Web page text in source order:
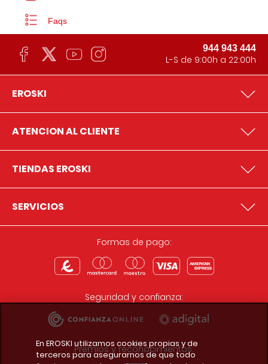
Faqs
944 943 444
L-S de 9:00h a 22:00h
EROSKI
ATENCION AL CLIENTE
TIENDAS EROSKI
SERVICIOS
Formas de pago:
Seguridad y confianza:
Premios y reconocimientos:
En EROSKI utilizamos cookies propias y de
terceros para asegurarnos de que todo